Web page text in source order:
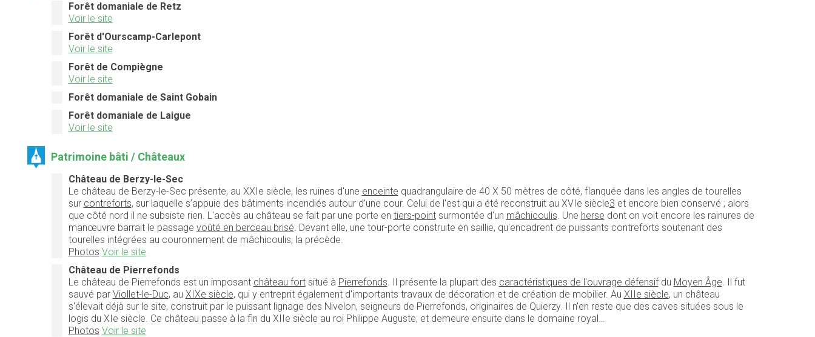
Forêt domaniale de Retz
Voir le site
Forêt d'Ourscamp-Carlepont
Voir le site
Forêt de Compiègne
Voir le site
Forêt domaniale de Saint Gobain
Forêt domaniale de Laigue
Voir le site
Patrimoine bâti / Châteaux
Château de Berzy-le-Sec
Le château de Berzy-le-Sec présente, au XXIe siècle, les ruines d'une enceinte quadrangulaire de 40 X 50 mètres de côté, flanquée dans les angles de tourelles
sur contreforts, sur laquelle s’appuie des bâtiments incendiés autour d'une cour. Celui de l'est qui a été reconstruit au XVIe siècle3 et encore bien conservé ; alors
que côté nord il ne subsiste rien. L'accès au château se fait par une porte en tiers-pointsurmontée d'un mâchicoulis . Une herse dont on voit encore les rainures de
manœuvre barrait le passage voûté en berceau brisé . Devant elle, une tour-porte construite en saillie, qu'encadrent de puissants contreforts soutenant des
tourelles intégrées au couronnement de mâchicoulis, la précède.
Photos Voir le site
Château de Pierrefonds
Le château de Pierrefonds est un imposant château fortsitué à Pierrefonds . Il présente la plupart des caractéristiques de l'ouvrage défensifdu Moyen Âge . Il fut
sauvé par Viollet-le-Duc, au XIXe siècle, qui y entreprit également d'importants travaux de décoration et de création de mobilier. Au XIIe siècle, un château
s'élevait déjà sur le site, construit par le puissant lignage des Nivelon, seigneurs de Pierrefonds, originaires de Quierzy. Il n'en reste que des caves situées sous le
logis du XIe siècle. Ce château passe à la fin du XIIe siècle au roi Philippe Auguste, et demeure ensuite dans le domaine royal…
Photos Voir le site